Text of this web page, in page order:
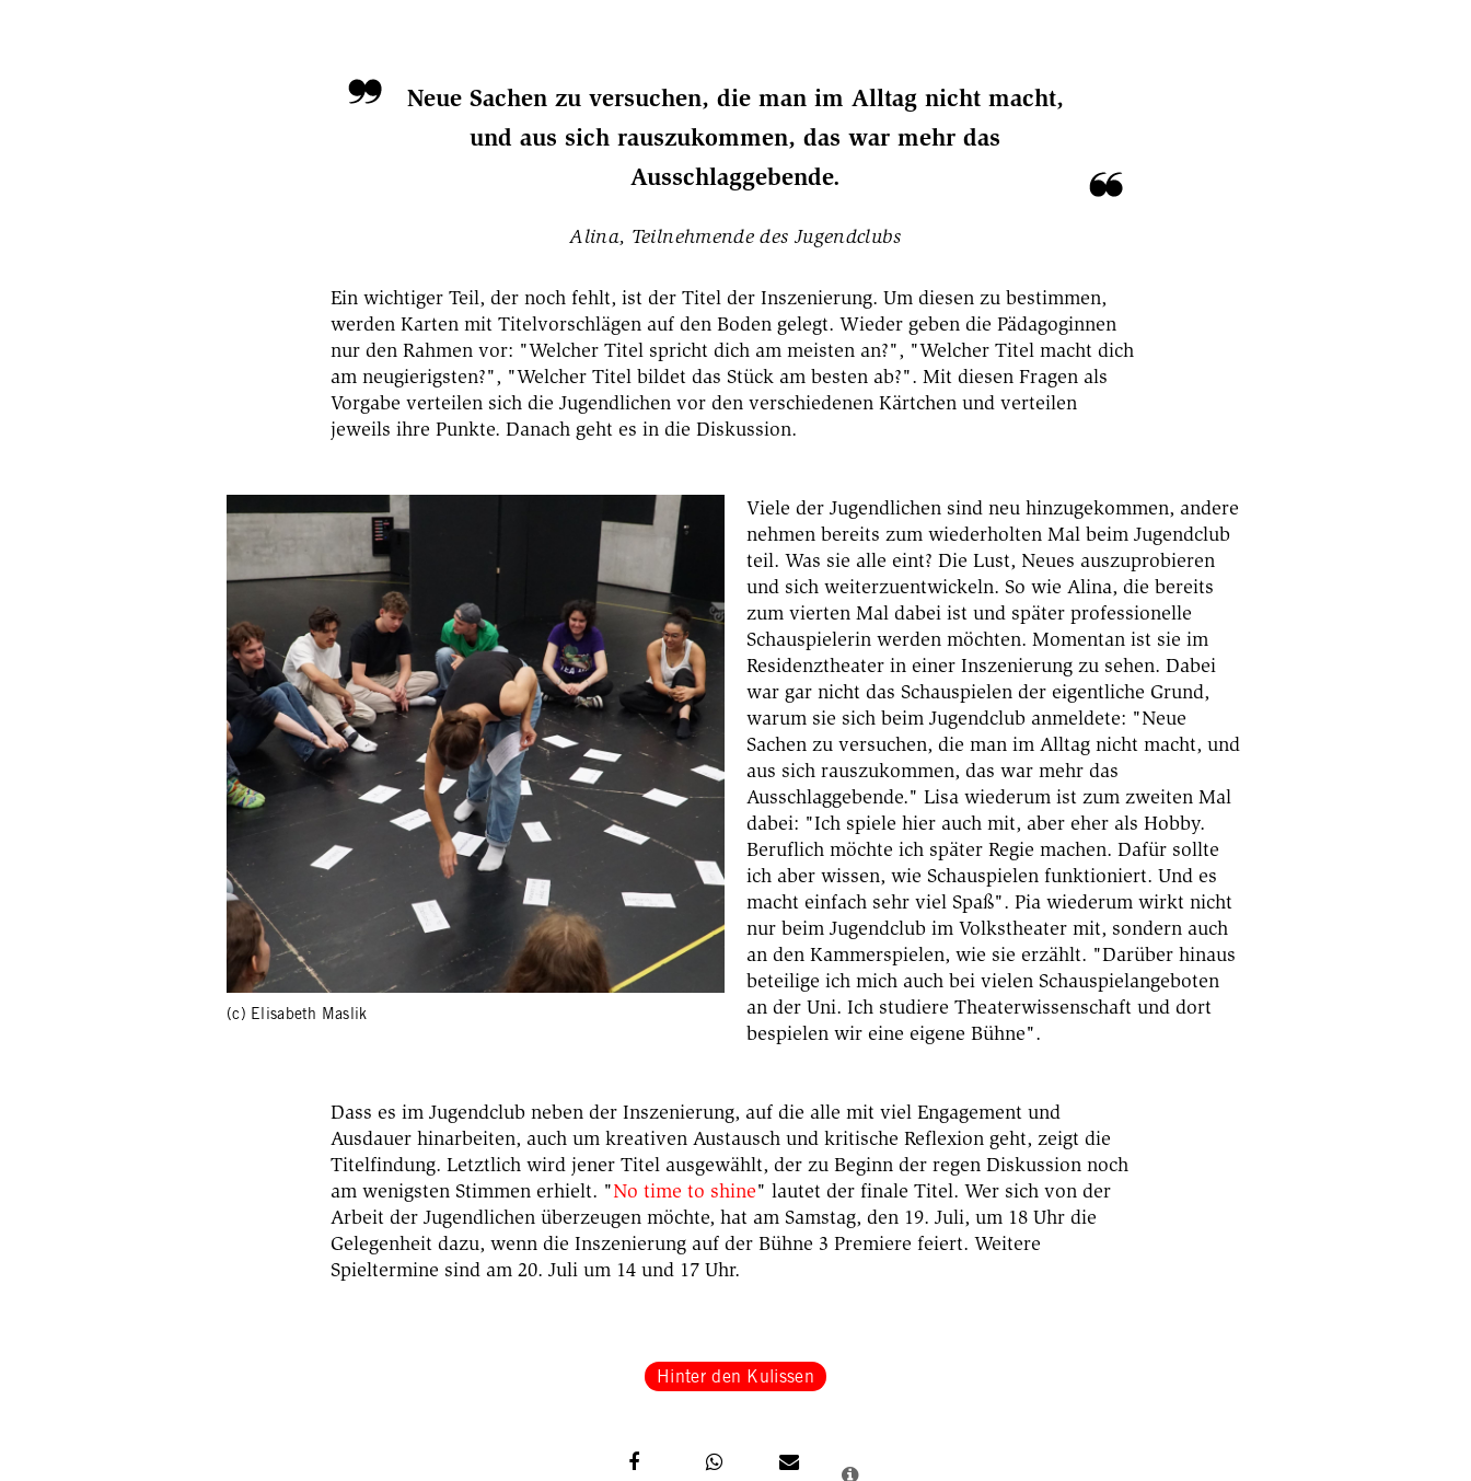
Neue Sachen zu versuchen, die man im Alltag nicht macht,
und aus sich rauszukommen, das war mehr das
Ausschlaggebende.
Alina, Teilnehmende des Jugendclubs
Ein wichtiger Teil, der noch fehlt, ist der Titel der Inszenierung. Um diesen zu bestimmen,
werden Karten mit Titelvorschlägen auf den Boden gelegt. Wieder geben die Pädagoginnen
nur den Rahmen vor: "Welcher Titel spricht dich am meisten an?", "Welcher Titel macht dich
am neugierigsten?", "Welcher Titel bildet das Stück am besten ab?". Mit diesen Fragen als
Vorgabe verteilen sich die Jugendlichen vor den verschiedenen Kärtchen und verteilen
jeweils ihre Punkte. Danach geht es in die Diskussion.
(c) Elisabeth Maslik
Viele der Jugendlichen sind neu hinzugekommen, andere
nehmen bereits zum wiederholten Mal beim Jugendclub
teil. Was sie alle eint? Die Lust, Neues auszuprobieren
und sich weiterzuentwickeln. So wie Alina, die bereits
zum vierten Mal dabei ist und später professionelle
Schauspielerin werden möchten. Momentan ist sie im
Residenztheater in einer Inszenierung zu sehen. Dabei
war gar nicht das Schauspielen der eigentliche Grund,
warum sie sich beim Jugendclub anmeldete: "Neue
Sachen zu versuchen, die man im Alltag nicht macht, und
aus sich rauszukommen, das war mehr das
Ausschlaggebende." Lisa wiederum ist zum zweiten Mal
dabei: "Ich spiele hier auch mit, aber eher als Hobby.
Beruflich möchte ich später Regie machen. Dafür sollte
ich aber wissen, wie Schauspielen funktioniert. Und es
macht einfach sehr viel Spaß". Pia wiederum wirkt nicht
nur beim Jugendclub im Volkstheater mit, sondern auch
an den Kammerspielen, wie sie erzählt. "Darüber hinaus
beteilige ich mich auch bei vielen Schauspielangeboten
an der Uni. Ich studiere Theaterwissenschaft und dort
bespielen wir eine eigene Bühne".
Dass es im Jugendclub neben der Inszenierung, auf die alle mit viel Engagement und
Ausdauer hinarbeiten, auch um kreativen Austausch und kritische Reflexion geht, zeigt die
Titelfindung. Letztlich wird jener Titel ausgewählt, der zu Beginn der regen Diskussion noch
am wenigsten Stimmen erhielt. "No time to shine" lautet der finale Titel. Wer sich von der
Arbeit der Jugendlichen überzeugen möchte, hat am Samstag, den 19. Juli, um 18 Uhr die
Gelegenheit dazu, wenn die Inszenierung auf der Bühne 3 Premiere feiert. Weitere
Spieltermine sind am 20. Juli um 14 und 17 Uhr.
Hinter den Kulissen